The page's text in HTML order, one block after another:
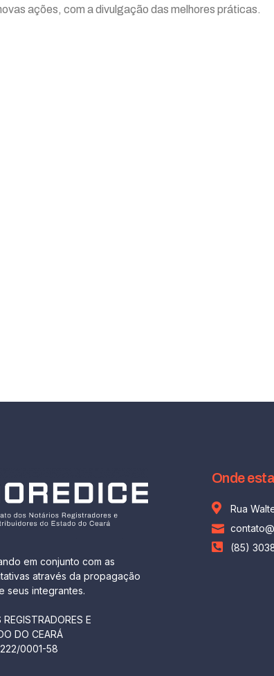
ações, com a divulgação das melhores práticas.
em conjunto com as
através da propagação
seus integrantes.
E
DO CEARÁ
0001-58
Onde
Rua
(85)